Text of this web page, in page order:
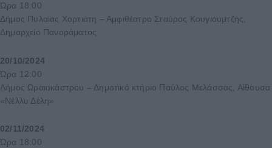
Ώρα 18:00
Δήμος Πυλαίας Χορτιάτη – Αμφιθέατρο Σταύρος Κουγιουμτζής,
Δημαρχείο Πανοράματος
20/10/2024
Ώρα 12:00
Δήμος Ωραιοκάστρου – Δημοτικό κτήριο Παύλος Μελάσσας, Αίθουσα
«Νέλλυ Δέλη»
02/11/2024
Ώρα 18:00